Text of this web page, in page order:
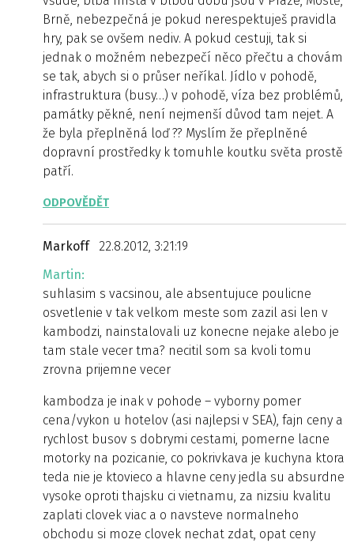
Brně, nebezpečná je pokud nerespektuješ pravidla
hry, pak se ovšem nediv. A pokud cestuji, tak si
jednak o možném nebezpečí něco přečtu a chovám
se tak, abych si o průser neříkal. Jídlo v pohodě,
infrastruktura (busy…) v pohodě, víza bez problémů,
památky pěkné, není nejmenší důvod tam nejet. A
že byla přeplněná loď ?? Myslím že přeplněné
dopravní prostředky k tomuhle koutku světa prostě
patří.
ODPOVĚDĚT
Markoff
22.8.2012, 3:21:19
Martin:
suhlasim s vacsinou, ale absentujuce poulicne
osvetlenie v tak velkom meste som zazil asi len v
kambodzi, nainstalovali uz konecne nejake alebo je
tam stale vecer tma? necitil som sa kvoli tomu
zrovna prijemne vecer
kambodza je inak v pohode – vyborny pomer
cena/vykon u hotelov (asi najlepsi v SEA), fajn ceny a
rychlost busov s dobrymi cestami, pomerne lacne
motorky na pozicanie, co pokrivkava je kuchyna ktora
teda nie je ktovieco a hlavne ceny jedla su absurdne
vysoke oproti thajsku ci vietnamu, za nizsiu kvalitu
zaplati clovek viac a o navsteve normalneho
obchodu si moze clovek nechat zdat, opat ceny